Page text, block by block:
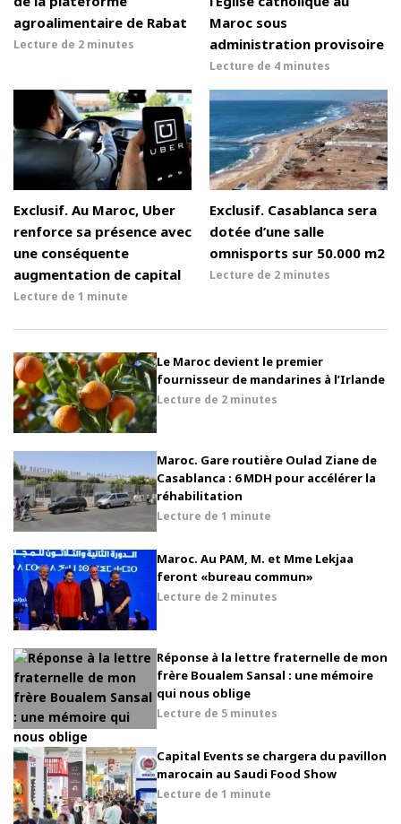
agroalimentaire de Rabat
Lecture de 2 minutes
Maroc sous
administration provisoire
Lecture de 4 minutes
Exclusif. Au Maroc, Uber
renforce sa présence avec
une conséquente
augmentation de capital
Lecture de 1 minute
Exclusif. Casablanca sera
dotée d’une salle
omnisports sur 50.000 m2
Lecture de 2 minutes
Le Maroc devient le premier
fournisseur de mandarines à l’Irlande
Lecture de 2 minutes
Maroc. Gare routière Oulad Ziane de
Casablanca : 6 MDH pour accélérer la
réhabilitation
Lecture de 1 minute
Maroc. Au PAM, M. et Mme Lekjaa
feront «bureau commun»
Lecture de 2 minutes
Réponse à la lettre fraternelle de mon
frère Boualem Sansal : une mémoire
qui nous oblige
Lecture de 5 minutes
Capital Events se chargera du pavillon
marocain au Saudi Food Show
Lecture de 1 minute